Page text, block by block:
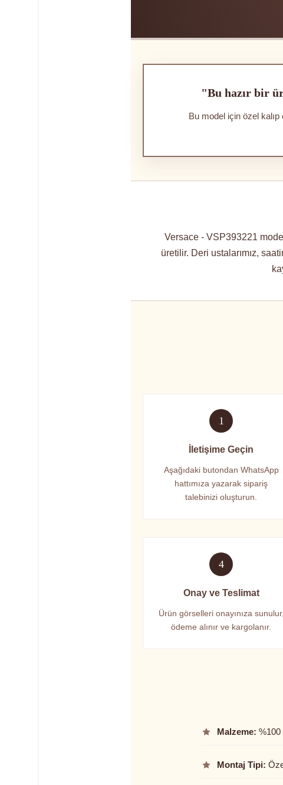
"Bu hazır bir
Bu model için özel
Versace - VSP393221
üretilir. Deri ustalarımız,
1
İletişime Geçin
Aşağıdaki butondan WhatsApp
hattımıza yazarak sipariş
talebinizi oluşturun.
4
Onay ve Teslimat
Ürün görselleri onayınıza sunulur,
ödeme alınır ve kargolanır.
Malzeme:
Montaj Tipi: